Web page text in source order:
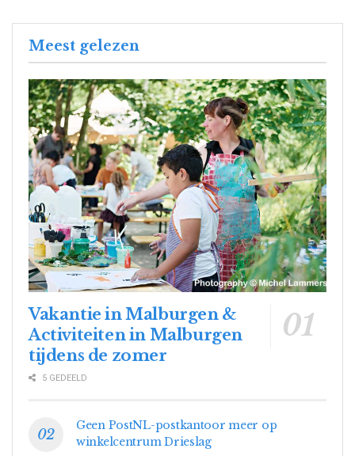
Meest gelezen
Vakantie in Malburgen &
Activiteiten in Malburgen
tijdens de zomer
5 GEDEELD
Geen PostNL-postkantoor meer op
winkelcentrum Drieslag